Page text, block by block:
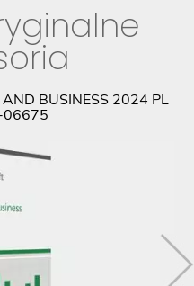
AND BUSINESS 2024 PL
06675